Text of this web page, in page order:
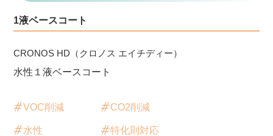
1液ベースコート
CRONOS HD（クロノス エイチディー）
水性１液ベースコート
VOC削減 CO2削減
水性 特化則対応